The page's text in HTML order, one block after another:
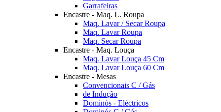
Garrafeiras
Encastre - Maq. L. Roupa
Maq. Lavar / Secar Roupa
Maq. Lavar Roupa
Maq. Secar Roupa
Encastre - Maq. Louça
Maq. Lavar Louça 45 Cm
Maq. Lavar Louça 60 Cm
Encastre - Mesas
Convencionais C / Gás
de Indução
Dominós - Eléctricos